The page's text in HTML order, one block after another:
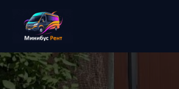
Отзывы